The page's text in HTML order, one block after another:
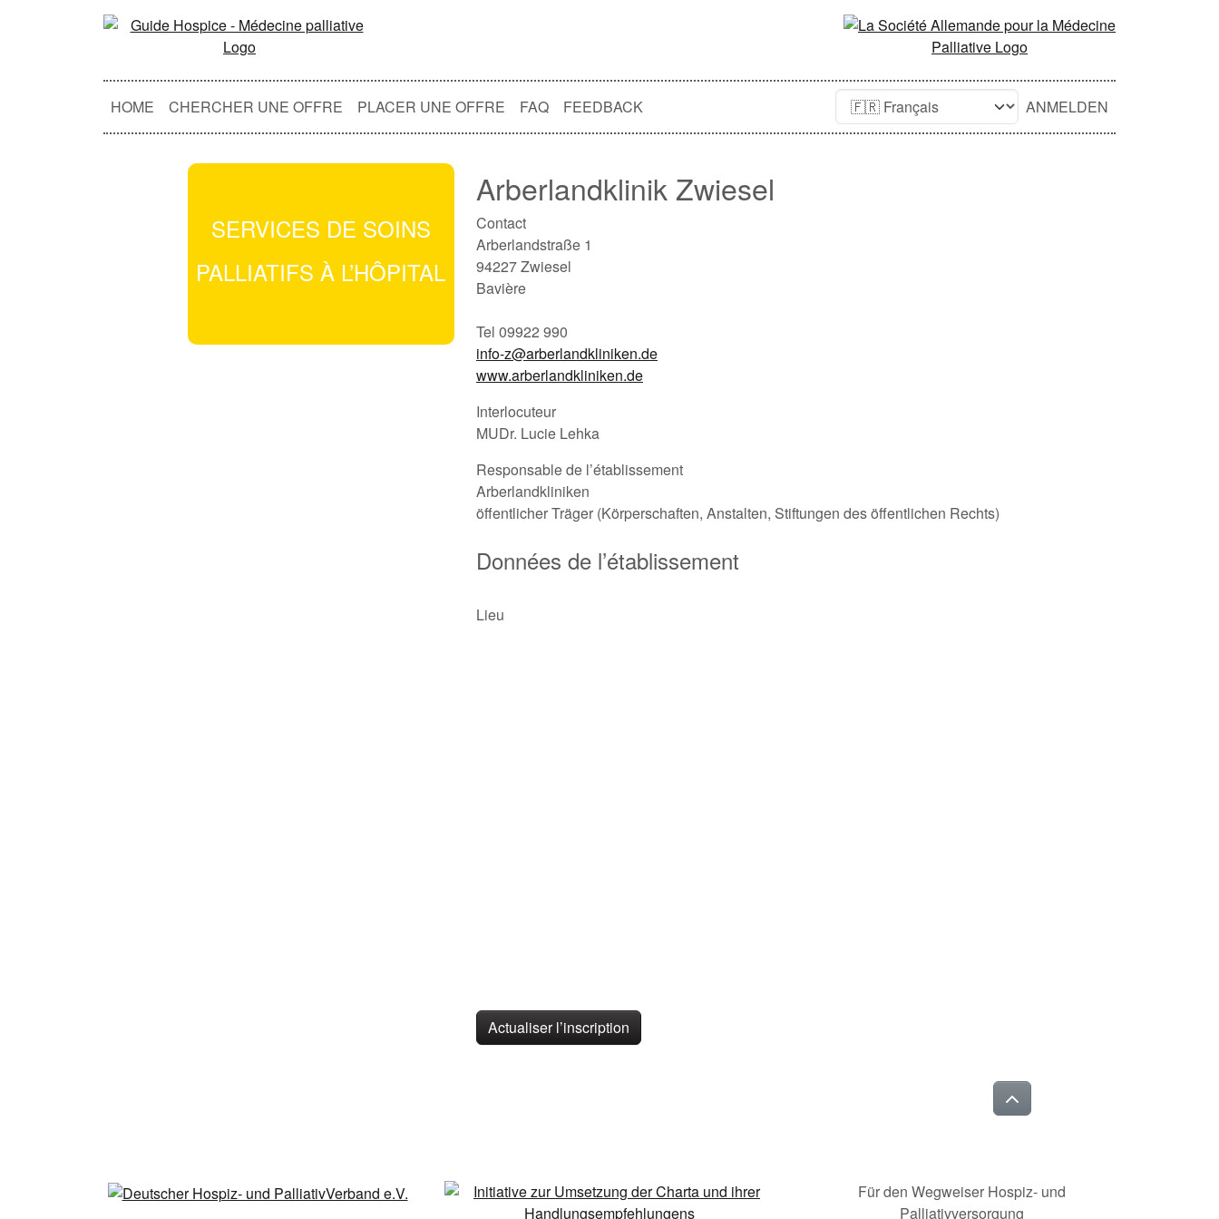
HOME CHERCHER UNE OFFRE PLACER UNE OFFRE FAQ FEEDBACK ANMELDEN
SERVICES DE SOINS
PALLIATIFS À L’HÔPITAL
Arberlandklinik Zwiesel
Contact
Arberlandstraße 1
94227 Zwiesel
Bavière
Tel 09922 990
info-z@arberlandkliniken.de
www.arberlandkliniken.de
Interlocuteur
MUDr. Lucie Lehka
Responsable de l’établissement
Arberlandkliniken
öffentlicher Träger (Körperschaften, Anstalten, Stiftungen des öffentlichen Rechts)
Données de l’établissement
Lieu
Actualiser l’inscription
Für den Wegweiser Hospiz- und
Palliativversorgung